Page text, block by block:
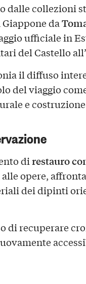
dalle collezioni
da
ufficiale in
del Castello
il diffuso
del viaggio
e
direstauro
opere,
dei dipinti
di recuperare